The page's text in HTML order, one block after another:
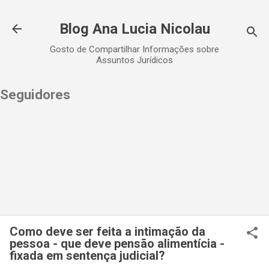
Blog Ana Lucia Nicolau
Gosto de Compartilhar Informações sobre
Assuntos Jurídicos
Seguidores
Como deve ser feita a intimação da
pessoa - que deve pensão alimentícia -
fixada em sentença judicial?